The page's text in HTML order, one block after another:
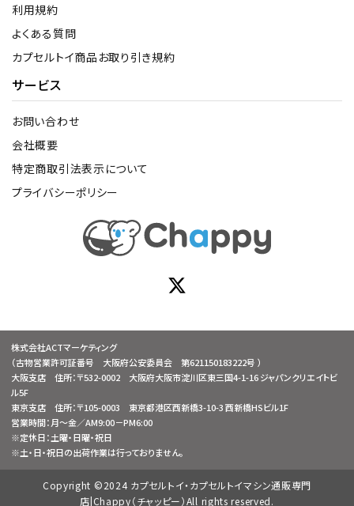
利用規約
よくある質問
カプセルトイ商品お取り引き規約
サービス
お問い合わせ
会社概要
特定商取引法表示について
プライバシーポリシー
株式会社ACTマーケティング
（古物営業許可証番号 大阪府公安委員会 第621150183222号 ）
大阪支店 住所：〒532-0002 大阪府大阪市淀川区東三国4-1-16 ジャパンクリエイトビ
ル5F
東京支店 住所：〒105-0003 東京都港区西新橋3-10-3 西新橋HSビル1F
営業時間：月～金／AM9:00－PM6:00
※定休日：土曜・日曜・祝日
※土・日・祝日の出荷作業は行っておりません。
Copyright ©2024 カプセルトイ・カプセルトイマシン通販専門
店|Chappy（チャッピー）All rights reserved.